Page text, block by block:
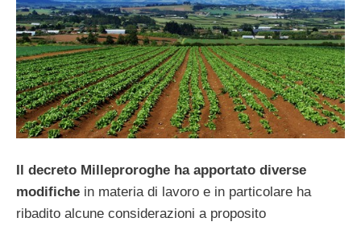
Il decreto Milleproroghe ha apportato diverse
modifiche in materia di lavoro e in particolare ha
ribadito alcune considerazioni a proposito